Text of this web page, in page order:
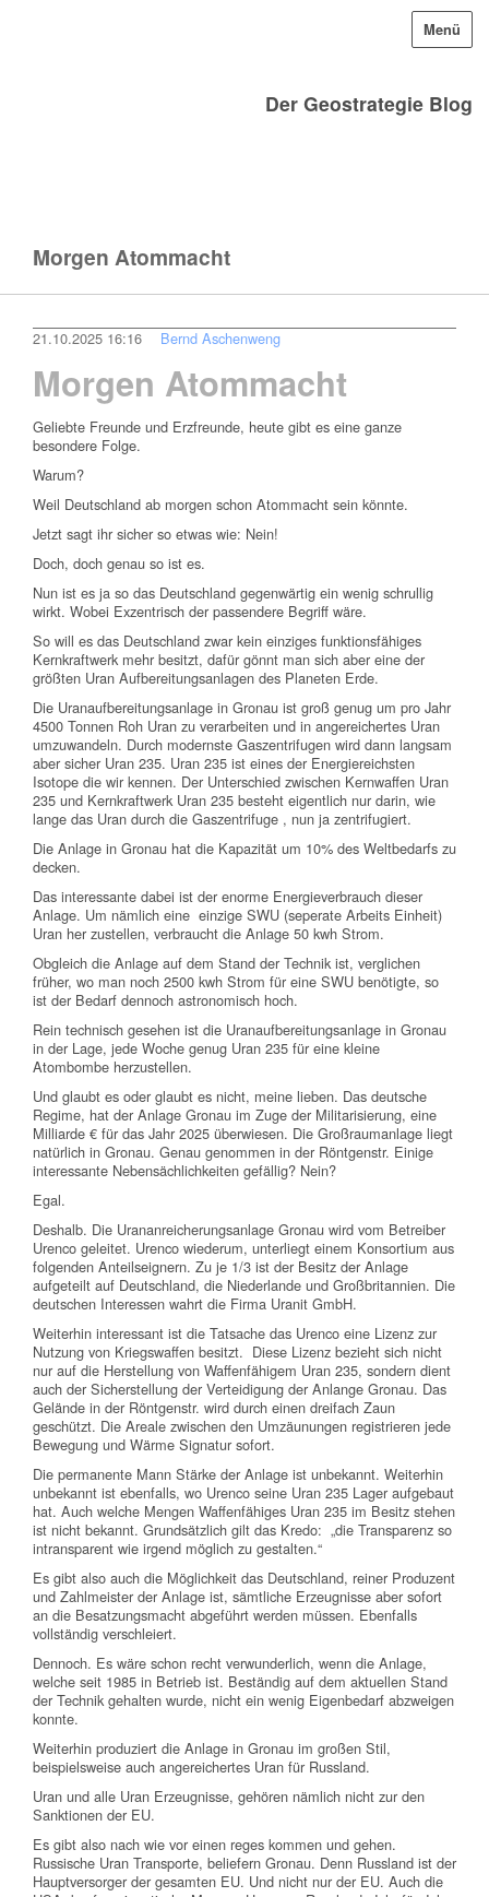
Der Geostrategie Blog
Menü
Morgen Atommacht
21.10.2025 16:16 Bernd Aschenweng
Morgen Atommacht
Geliebte Freunde und Erzfreunde, heute gibt es eine ganze
besondere Folge.
Warum?
Weil Deutschland ab morgen schon Atommacht sein könnte.
Jetzt sagt ihr sicher so etwas wie: Nein!
Doch, doch genau so ist es.
Nun ist es ja so das Deutschland gegenwärtig ein wenig schrullig
wirkt. Wobei Exzentrisch der passendere Begriff wäre.
So will es das Deutschland zwar kein einziges funktionsfähiges
Kernkraftwerk mehr besitzt, dafür gönnt man sich aber eine der
größten Uran Aufbereitungsanlagen des Planeten Erde.
Die Uranaufbereitungsanlage in Gronau ist groß genug um pro Jahr
4500 Tonnen Roh Uran zu verarbeiten und in angereichertes Uran
umzuwandeln. Durch modernste Gaszentrifugen wird dann langsam
aber sicher Uran 235. Uran 235 ist eines der Energiereichsten
Isotope die wir kennen. Der Unterschied zwischen Kernwaffen Uran
235 und Kernkraftwerk Uran 235 besteht eigentlich nur darin, wie
lange das Uran durch die Gaszentrifuge , nun ja zentrifugiert.
Die Anlage in Gronau hat die Kapazität um 10% des Weltbedarfs zu
decken.
Das interessante dabei ist der enorme Energieverbrauch dieser
Anlage. Um nämlich eine einzige SWU (seperate Arbeits Einheit)
Uran her zustellen, verbraucht die Anlage 50 kwh Strom.
Obgleich die Anlage auf dem Stand der Technik ist, verglichen
früher, wo man noch 2500 kwh Strom für eine SWU benötigte, so
ist der Bedarf dennoch astronomisch hoch.
Rein technisch gesehen ist die Uranaufbereitungsanlage in Gronau
in der Lage, jede Woche genug Uran 235 für eine kleine
Atombombe herzustellen.
Und glaubt es oder glaubt es nicht, meine lieben. Das deutsche
Regime, hat der Anlage Gronau im Zuge der Militarisierung, eine
Milliarde € für das Jahr 2025 überwiesen. Die Großraumanlage liegt
natürlich in Gronau. Genau genommen in der Röntgenstr. Einige
interessante Nebensächlichkeiten gefällig? Nein?
Egal.
Deshalb. Die Urananreicherungsanlage Gronau wird vom Betreiber
Urenco geleitet. Urenco wiederum, unterliegt einem Konsortium aus
folgenden Anteilseignern. Zu je 1/3 ist der Besitz der Anlage
aufgeteilt auf Deutschland, die Niederlande und Großbritannien. Die
deutschen Interessen wahrt die Firma Uranit GmbH.
Weiterhin interessant ist die Tatsache das Urenco eine Lizenz zur
Nutzung von Kriegswaffen besitzt. Diese Lizenz bezieht sich nicht
nur auf die Herstellung von Waffenfähigem Uran 235, sondern dient
auch der Sicherstellung der Verteidigung der Anlange Gronau. Das
Gelände in der Röntgenstr. wird durch einen dreifach Zaun
geschützt. Die Areale zwischen den Umzäunungen registrieren jede
Bewegung und Wärme Signatur sofort.
Die permanente Mann Stärke der Anlage ist unbekannt. Weiterhin
unbekannt ist ebenfalls, wo Urenco seine Uran 235 Lager aufgebaut
hat. Auch welche Mengen Waffenfähiges Uran 235 im Besitz stehen
ist nicht bekannt. Grundsätzlich gilt das Kredo: „die Transparenz so
intransparent wie irgend möglich zu gestalten.“
Es gibt also auch die Möglichkeit das Deutschland, reiner Produzent
und Zahlmeister der Anlage ist, sämtliche Erzeugnisse aber sofort
an die Besatzungsmacht abgeführt werden müssen. Ebenfalls
vollständig verschleiert.
Dennoch. Es wäre schon recht verwunderlich, wenn die Anlage,
welche seit 1985 in Betrieb ist. Beständig auf dem aktuellen Stand
der Technik gehalten wurde, nicht ein wenig Eigenbedarf abzweigen
konnte.
Weiterhin produziert die Anlage in Gronau im großen Stil,
beispielsweise auch angereichertes Uran für Russland.
Uran und alle Uran Erzeugnisse, gehören nämlich nicht zur den
Sanktionen der EU.
Es gibt also nach wie vor einen reges kommen und gehen.
Russische Uran Transporte, beliefern Gronau. Denn Russland ist der
Hauptversorger der gesamten EU. Und nicht nur der EU. Auch die